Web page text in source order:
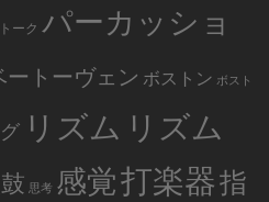
ーク パーカッショ
ートーヴェン ボストン ボスト
リズム リズム
思考 感覚打楽器指